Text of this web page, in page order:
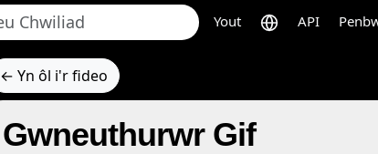
Yout API
← Yn ôl i'r fideo
Gwneuthurwr Gif